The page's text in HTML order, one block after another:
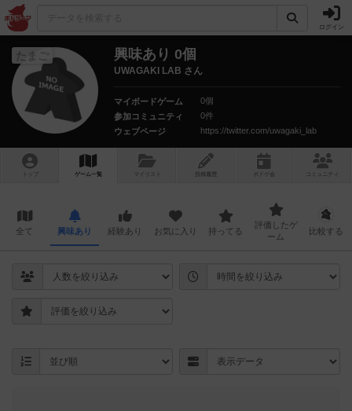
ログイン
たまご 興味あり 0個
UWAGAKI LAB さん
マイボードゲーム
0個
参加コミュニティ
0件
ウェブページ
https://twitter.com/uwagaki_lab
トップ ゲーム一覧 マイリスト 投稿履歴 ボ ドゲ コミュニティ
全て 興味あり 経験あり お気に入り 持ってる
評価したゲ
ーム
比較する